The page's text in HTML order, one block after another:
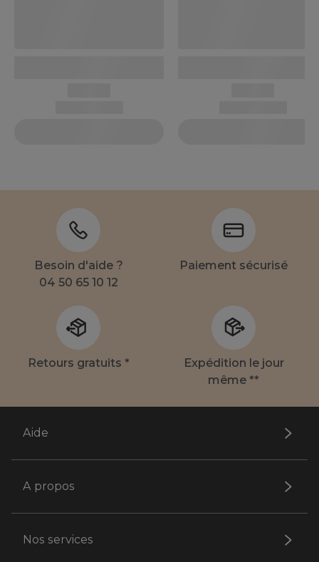
Besoin d'aide ?
04 50 65 10 12
Paiement sécurisé
Retours gratuits *
Expédition le jour
même **
Aide
A propos
Nos services